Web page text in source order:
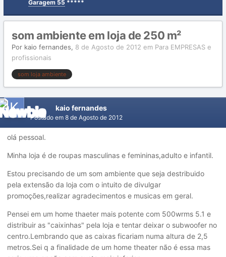
Garagem 55 *****
som ambiente em loja de 250 m²
Por kaio fernandes, 8 de Agosto de 2012 em Para EMPRESAS e
profissionais
som loja ambiente
kaio fernandes
Postado em 8 de Agosto de 2012
olá pessoal.
Minha loja é de roupas masculinas e femininas,adulto e infantil.
Estou precisando de um som ambiente que seja destribuido
pela extensão da loja com o intuito de divulgar
promoções,realizar agradecimentos e musicas em geral.
Pensei em um home thaeter mais potente com 500wrms 5.1 e
distribuir as "caixinhas" pela loja e tentar deixar o subwoofer no
centro.Lembrando que as caixas ficariam numa altura de 2,5
metros.Sei q a finalidade de um home theater não é essa mas